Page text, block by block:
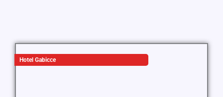
Hotel Gabicce